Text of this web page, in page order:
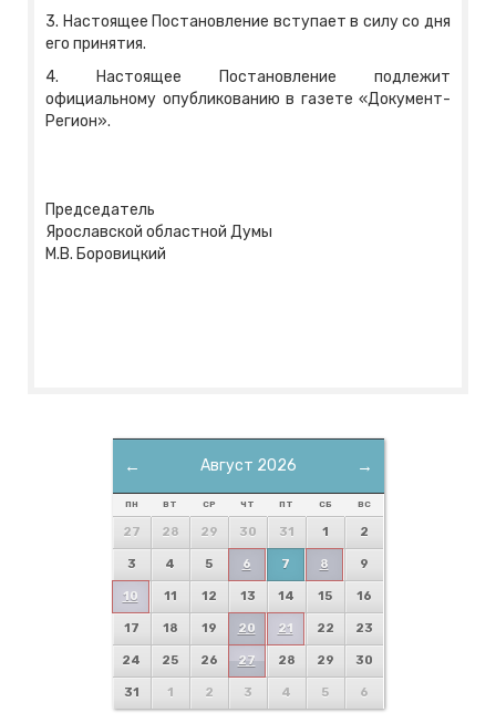
3. Настоящее Постановление вступает в силу со дня
его принятия.
4. Настоящее Постановление подлежит
официальному опубликованию в газете «Документ-
Регион».
Председатель
Ярославской областной Думы
М.В. Боровицкий
← →
Август 2026
ПН ВТ СР ЧТ ПТ СБ ВС
27 28 29 30 31 1 2
3 4 5 6 7 8 9
10 11 12 13 14 15 16
17 18 19 20 21 22 23
24 25 26 27 28 29 30
31 1 2 3 4 5 6